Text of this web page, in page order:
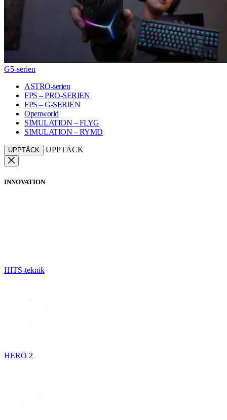
G5-serien
ASTRO-serien
FPS – PRO-SERIEN
FPS – G-SERIEN
Openworld
SIMULATION – FLYG
SIMULATION – RYMD
UPPTÄCK UPPTÄCK
INNOVATION
HITS-teknik
HERO 2